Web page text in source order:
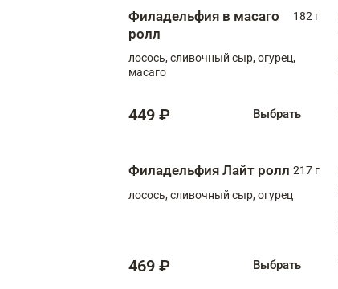
Филадельфия в масаго
ролл
182 г
лосось, сливочный сыр, огурец,
масаго
449 ₽ Выбрать
Филадельфия Лайт ролл 217 г
лосось, сливочный сыр, огурец
469 ₽ Выбрать